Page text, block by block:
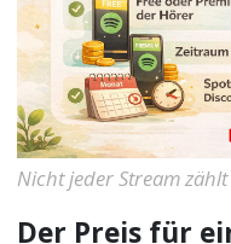
Nicht jeder Stream
Der Preis für